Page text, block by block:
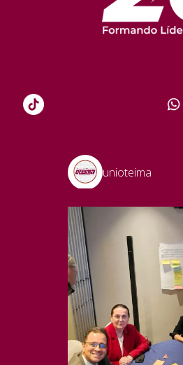
unioteima